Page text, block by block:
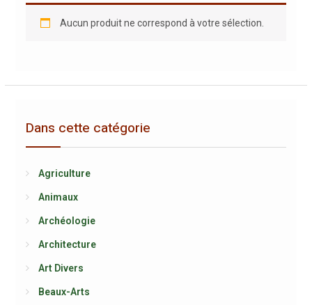
Aucun produit ne correspond à votre sélection.
Dans cette catégorie
Agriculture
Animaux
Archéologie
Architecture
Art Divers
Beaux-Arts